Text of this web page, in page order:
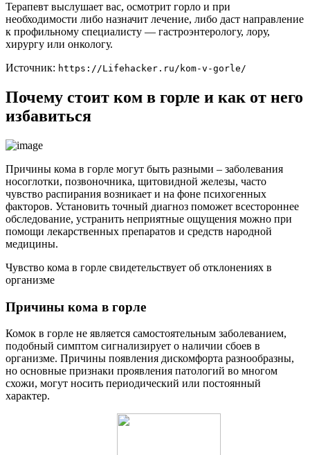
Терапевт выслушает вас, осмотрит горло и при
необходимости либо назначит лечение, либо даст направление
к профильному специалисту — гастроэнтерологу, лору,
хирургу или онкологу.
Источник: https://Lifehacker.ru/kom-v-gorle/
Почему стоит ком в горле и как от него
избавиться
Причины кома в горле могут быть разными – заболевания
носоглотки, позвоночника, щитовидной железы, часто
чувство распирания возникает и на фоне психогенных
факторов. Установить точный диагноз поможет всестороннее
обследование, устранить неприятные ощущения можно при
помощи лекарственных препаратов и средств народной
медицины.
Чувство кома в горле свидетельствует об отклонениях в
организме
Причины кома в горле
Комок в горле не является самостоятельным заболеванием,
подобный симптом сигнализирует о наличии сбоев в
организме. Причины появления дискомфорта разнообразны,
но основные признаки проявления патологий во многом
схожи, могут носить периодический или постоянный
характер.